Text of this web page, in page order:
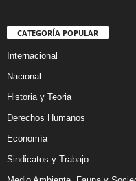
CATEGORÍA POPULAR
Internacional
Nacional
Historia y Teoria
Derechos Humanos
Economía
Sindicatos y Trabajo